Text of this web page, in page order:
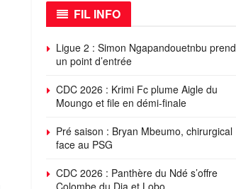
FIL INFO
Ligue 2 : Simon Ngapandouetnbu prend
un point d’entrée
CDC 2026 : Krimi Fc plume Aigle du
Moungo et file en démi-finale
Pré saison : Bryan Mbeumo, chirurgical
face au PSG
CDC 2026 : Panthère du Ndé s’offre
Colombe du Dja et Lobo